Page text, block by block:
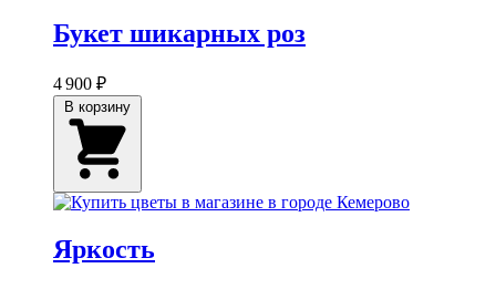
Букет шикарных роз
4 900 ₽
Яркость